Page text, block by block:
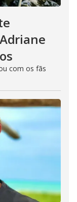
com os fãs